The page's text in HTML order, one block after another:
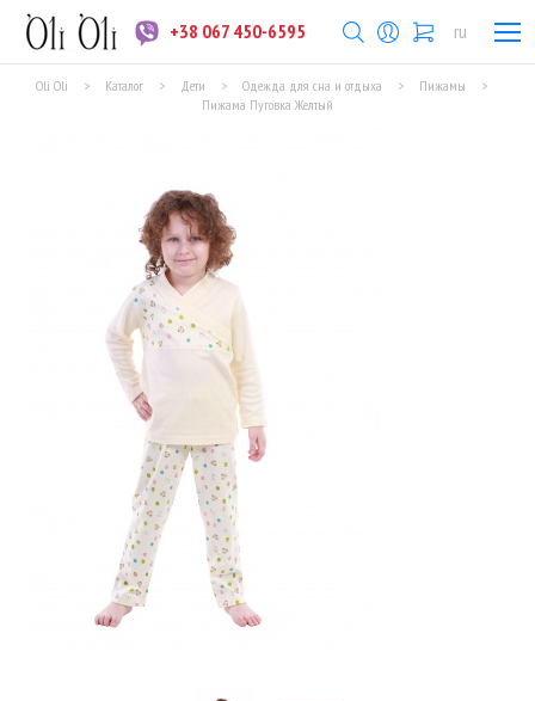
ru
+38 067 450-6595
Oli Oli > Каталог > Дети > Одежда для сна и отдыха > Пижамы
>
Пижама Пуговка Желтый